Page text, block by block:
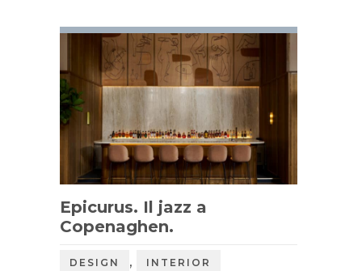
Epicurus. Il jazz a
Copenaghen.
DESIGN , INTERIOR